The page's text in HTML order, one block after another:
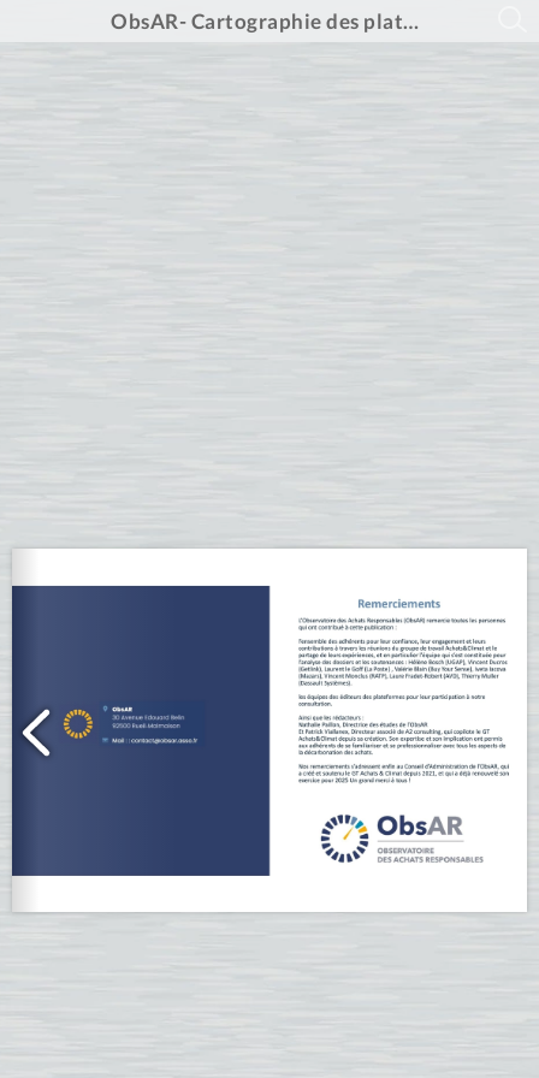
ObsAR- Cartographie des plateformes digitales pour la décarbonation des achats - octobre 2024